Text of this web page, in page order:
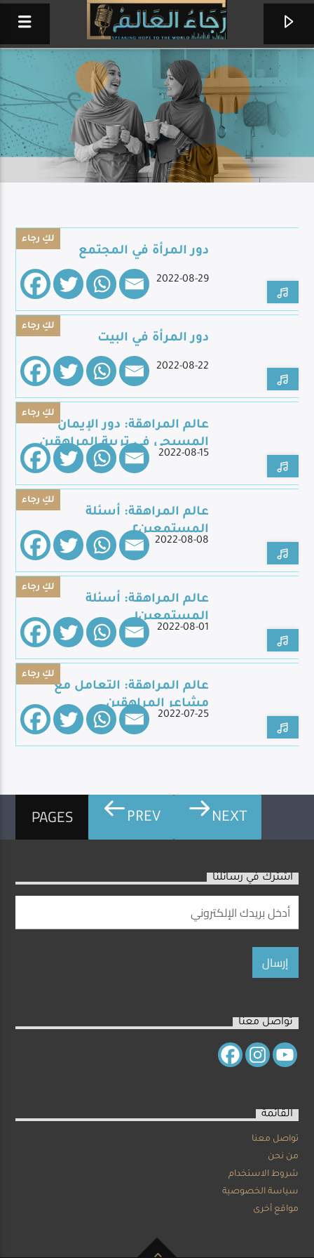
ساعة عبادة
من إذاعة حول العالم
Live Broadcast
لكِ رجاء
دور المرأة في المجتمع
2022-08-29
لكِ رجاء
دور المرأة في البيت
2022-08-22
لكِ رجاء
عالم المراهقة: دور الإيمان
المسيحي في تربية المراهقين
2022-08-15
لكِ رجاء
عالم المراهقة: أسئلة
المستمعين٢
2022-08-08
لكِ رجاء
عالم المراهقة: أسئلة
المستمعين١
2022-08-01
لكِ رجاء
عالم المراهقة: التعامل مع
مشاعر المراهقين
2022-07-25
PAGES PREV NEXT
اشترك في رسائلنا
تواصل معنا
القائمة
تواصل معنا
من نحن
شروط الاستخدام
سياسة الخصوصية
مواقع أخرى